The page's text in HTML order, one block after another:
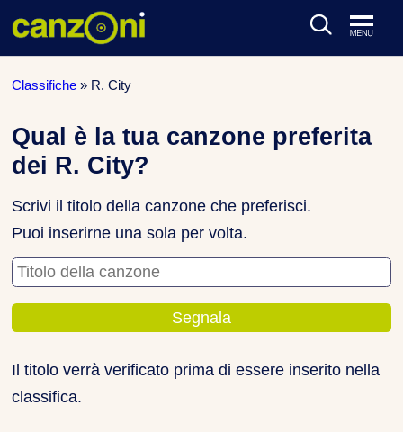
CONCERTI DAL VIVO
Classifiche » R. City
Qual è la tua canzone preferita
dei R. City?
Scrivi il titolo della canzone che preferisci.
Puoi inserirne una sola per volta.
Titolo della canzone
Il titolo verrà verificato prima di essere inserito nella
classifica.